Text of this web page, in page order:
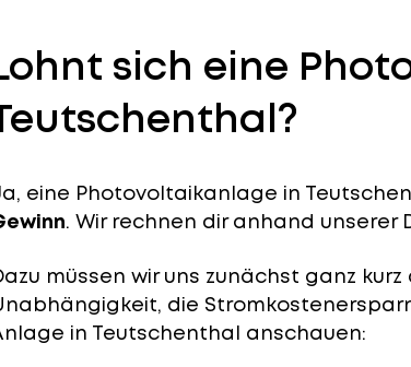
sich eine
eine Photovoltaikanlage in
. Wir rechnen dir anhand unserer
müssen wir uns zunächst ganz
die
in Teutschenthal anschauen: